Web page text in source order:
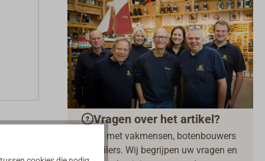
Vragen over het artikel?
Praat met vakmensen, botenbouwers
en zeilers. Wij begrijpen uw vragen en